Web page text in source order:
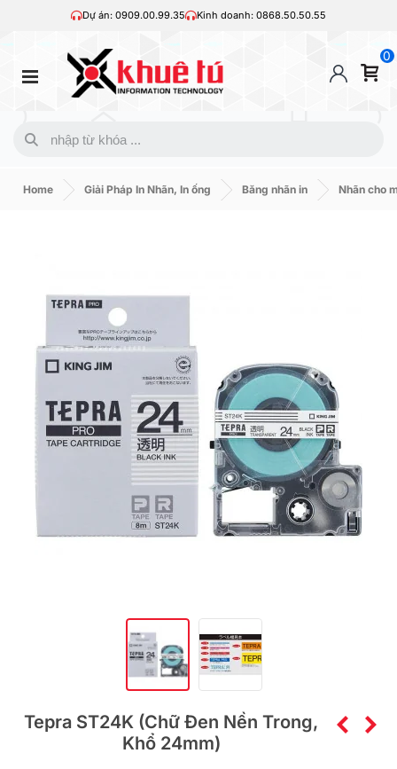
Dự án: 0909.00.99.35 Kinh doanh: 0868.50.50.55
0
Home Giải Pháp In Nhãn, In ống Băng nhãn in Nhãn cho
Tepra ST24K (Chữ Đen Nền Trong,
Khổ 24mm)